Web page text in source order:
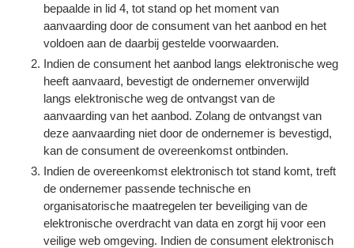
bepaalde in lid 4, tot stand op het moment van
aanvaarding door de consument van het aanbod en het
voldoen aan de daarbij gestelde voorwaarden.
Indien de consument het aanbod langs elektronische weg
heeft aanvaard, bevestigt de ondernemer onverwijld
langs elektronische weg de ontvangst van de
aanvaarding van het aanbod. Zolang de ontvangst van
deze aanvaarding niet door de ondernemer is bevestigd,
kan de consument de overeenkomst ontbinden.
Indien de overeenkomst elektronisch tot stand komt, treft
de ondernemer passende technische en
organisatorische maatregelen ter beveiliging van de
elektronische overdracht van data en zorgt hij voor een
veilige web omgeving. Indien de consument elektronisch